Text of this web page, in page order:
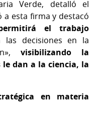
Verde, detalló el
esta firma y destacó
el trabajo
decisiones en la
visibilizando la
le dan a la ciencia, la
en materia